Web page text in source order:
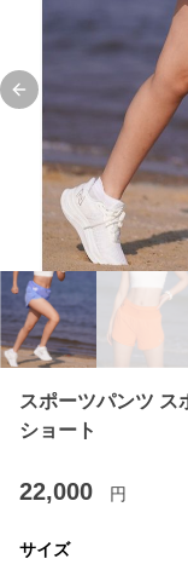
Previous slide
スポーツパンツ ス
ショート
22,000 円
サイズ